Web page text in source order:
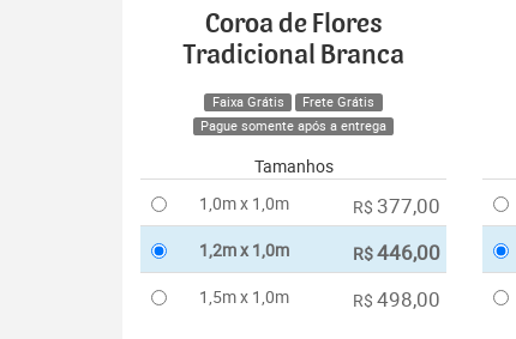
Coroa de Flores
Tradicional Branca
Faixa Grátis
Frete Grátis
Pague somente após a entrega
Tamanhos
1,0m x 1,0m
R$ 377,00
1,2m x 1,0m R$446,00
1,5m x 1,0m R$ 498,00